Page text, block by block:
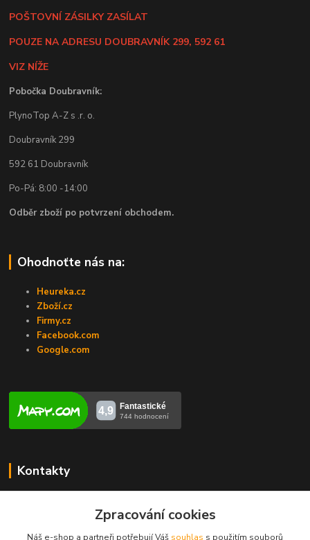
POŠTOVNÍ ZÁSILKY ZASÍLAT
POUZE NA ADRESU DOUBRAVNÍK 299, 592 61
VIZ NÍŽE
Pobočka Doubravník:
PlynoTop A-Z s .r. o.
Doubravník 299
592 61 Doubravník
Po-Pá: 8:00 -14:00
Odběr zboží po potvrzení obchodem.
Ohodnoťte nás na:
Heureka.cz
Zboží.cz
Firmy.cz
Facebook.com
Google.com
Kontakty
+420731448913Zpracování cookies
Náš e-shop a partneři potřebují Váš souhlas s použitím souborů